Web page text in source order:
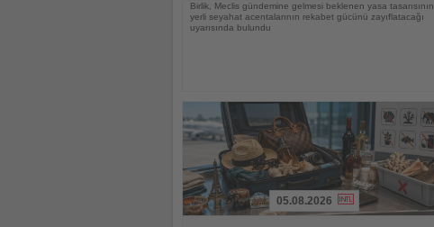
Birlik, Meclis gündemine gelmesi beklenen yasa tasarısının
yerli seyahat acentalarının rekabet gücünü zayıflatacağı
uyarısında bulundu
05.08.2026